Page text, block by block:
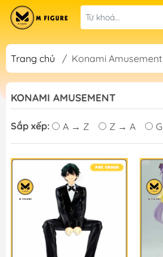
Trang chủ / Konami Amusement
KONAMI AMUSEMENT
Sắp xếp: A → Z Z → A